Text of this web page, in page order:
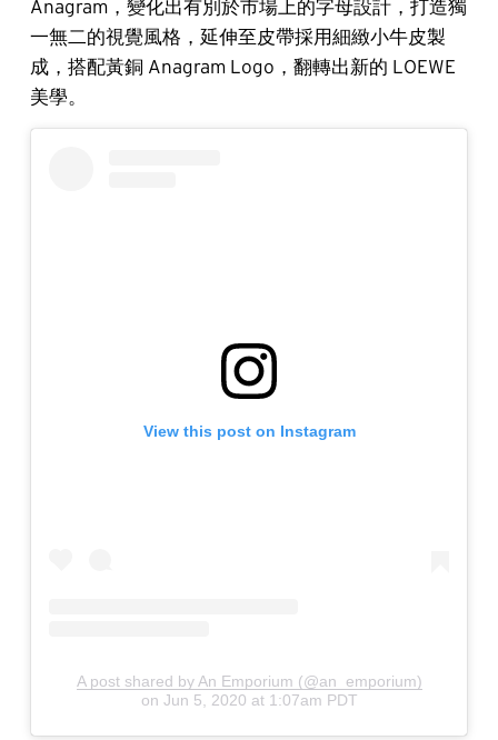
Anagram，變化出有別於市場上的字母設計，打造獨
一無二的視覺風格，延伸至皮帶採用細緻小牛皮製
成，搭配黃銅 Anagram Logo，翻轉出新的 LOEWE
美學。
View this post on Instagram
A post shared by An Emporium (@an_emporium)
on Jun 5, 2020 at 1:07am PDT